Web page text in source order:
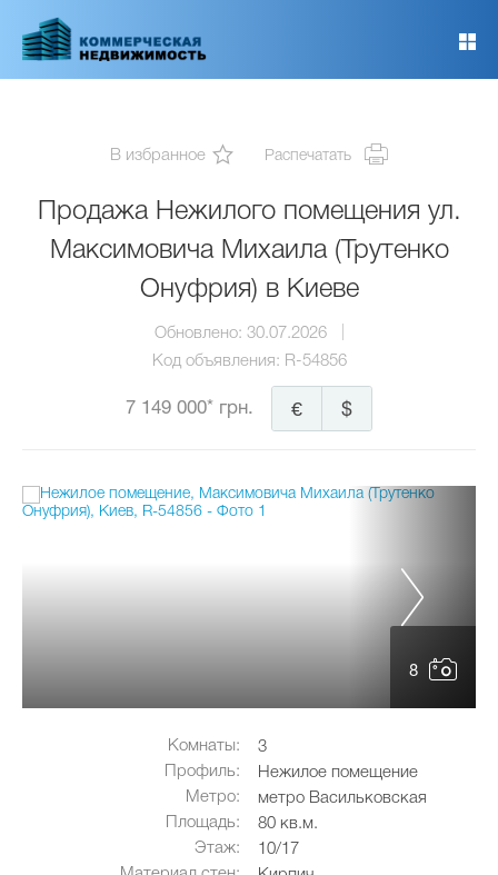
основному
В избранное Распечатать
Продажа Нежилого помещения ул.
Максимовича Михаила (Трутенко
Онуфрия) в Киеве
Обновлено: 30.07.2026
Код объявления: R-54856
7 149 000* грн. $
€
8
Комнаты:
3
Профиль:
Нежилое помещение
Метро:
метро Васильковская
Площадь:
80 кв.м.
Этаж:
10/17